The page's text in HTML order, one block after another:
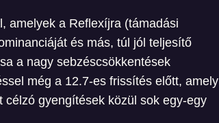
amelyek a Reflexíjra (támadási
és más, túl jól teljesítő
a nagy sebzéscsökkentések
még a 12.7-es frissítés előtt, amely
gyengítések közül sok egy-egy